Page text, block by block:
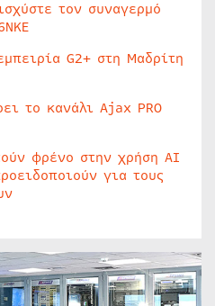
τον συναγερμό
G2+ στη Μαδρίτη
το κανάλι Ajax PRO
φρένο στην χρήση AI
για τους